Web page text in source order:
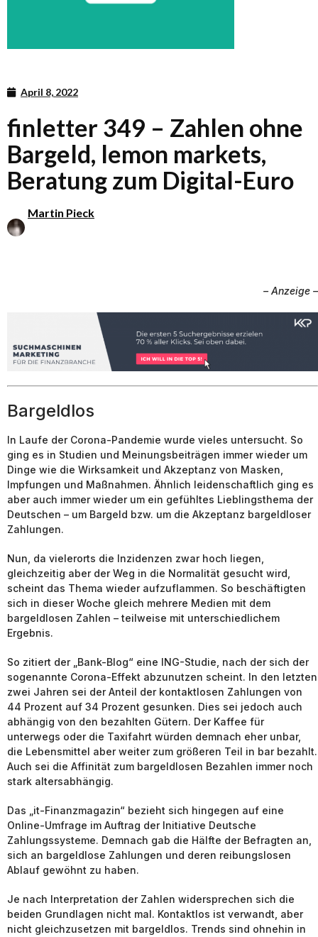
April 8, 2022
finletter 349 – Zahlen ohne
Bargeld, lemon markets,
Beratung zum Digital-Euro
Martin Pieck
– Anzeige –
Bargeldlos
In Laufe der Corona-Pandemie wurde vieles untersucht. So
ging es in Studien und Meinungsbeiträgen immer wieder um
Dinge wie die Wirksamkeit und Akzeptanz von Masken,
Impfungen und Maßnahmen. Ähnlich leidenschaftlich ging es
aber auch immer wieder um ein gefühltes Lieblingsthema der
Deutschen – um Bargeld bzw. um die Akzeptanz bargeldloser
Zahlungen.
Nun, da vielerorts die Inzidenzen zwar hoch liegen,
gleichzeitig aber der Weg in die Normalität gesucht wird,
scheint das Thema wieder aufzuflammen. So beschäftigten
sich in dieser Woche gleich mehrere Medien mit dem
bargeldlosen Zahlen – teilweise mit unterschiedlichem
Ergebnis.
So zitiert der „Bank-Blog“ eine ING-Studie, nach der sich der
sogenannte Corona-Effekt abzunutzen scheint. In den letzten
zwei Jahren sei der Anteil der kontaktlosen Zahlungen von
44 Prozent auf 34 Prozent gesunken. Dies sei jedoch auch
abhängig von den bezahlten Gütern. Der Kaffee für
unterwegs oder die Taxifahrt würden demnach eher unbar,
die Lebensmittel aber weiter zum größeren Teil in bar bezahlt.
Auch sei die Affinität zum bargeldlosen Bezahlen immer noch
stark altersabhängig.
Das „it-Finanzmagazin“ bezieht sich hingegen auf eine
Online-Umfrage im Auftrag der Initiative Deutsche
Zahlungssysteme. Demnach gab die Hälfte der Befragten an,
sich an bargeldlose Zahlungen und deren reibungslosen
Ablauf gewöhnt zu haben.
Je nach Interpretation der Zahlen widersprechen sich die
beiden Grundlagen nicht mal. Kontaktlos ist verwandt, aber
nicht gleichzusetzen mit bargeldlos. Trends sind ohnehin in